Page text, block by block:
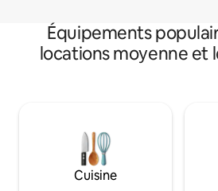
Équipements
locations moyenne et
Cuisine